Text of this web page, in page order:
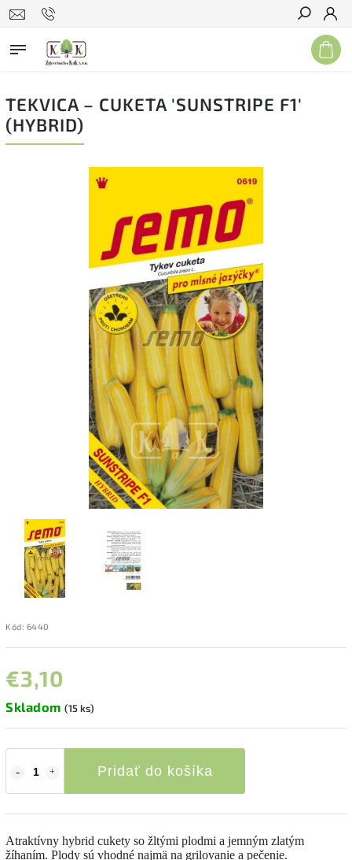
Hľadať
TEKVICA – CUKETA 'SUNSTRIPE F1'
(HYBRID)
Kód: 6440
€3,10
Skladom (15 ks)
Pridať do košíka
Atraktívny hybrid cukety so žltými plodmi a jemným zlatým
žíhaním. Plody sú vhodné najmä na grilovanie a pečenie.